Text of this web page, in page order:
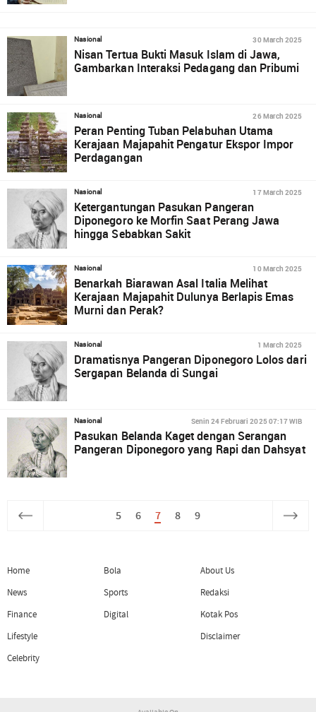
Nasional 30 March 2025
Nisan Tertua Bukti Masuk Islam di Jawa,
Gambarkan Interaksi Pedagang dan Pribumi
Nasional 26 March 2025
Peran Penting Tuban Pelabuhan Utama
Kerajaan Majapahit Pengatur Ekspor Impor
Perdagangan
Nasional 17 March 2025
Ketergantungan Pasukan Pangeran
Diponegoro ke Morfin Saat Perang Jawa
hingga Sebabkan Sakit
Nasional 10 March 2025
Benarkah Biarawan Asal Italia Melihat
Kerajaan Majapahit Dulunya Berlapis Emas
Murni dan Perak?
Nasional 1 March 2025
Dramatisnya Pangeran Diponegoro Lolos dari
Sergapan Belanda di Sungai
Nasional Senin 24 Februari 2025 07:17 WIB
Pasukan Belanda Kaget dengan Serangan
Pangeran Diponegoro yang Rapi dan Dahsyat
5 6 7 8 9
Home
News
Finance
Lifestyle
Celebrity
Bola
Sports
Digital
About Us
Redaksi
Kotak Pos
Disclaimer